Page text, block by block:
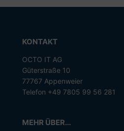
KONTAKT
OCTO IT AG
Güterstraße 10
77767 Appenweier
Telefon +49 7805 99 56 281
MEHR ÜBER...